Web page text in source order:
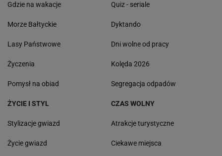
Gdzie na wakacje
Morze Bałtyckie
Lasy Państwowe
Życzenia
Pomysł na obiad
Quiz - seriale
Dyktando
Dni wolne od pracy
Kolęda 2026
Segregacja odpadów
ŻYCIE I STYL
Stylizacje gwiazd
Życie gwiazd
CZAS WOLNY
Atrakcje turystyczne
Ciekawe miejsca